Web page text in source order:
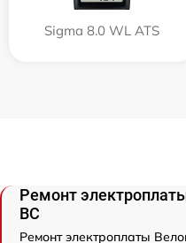
Sigma 8.0 WL ATS
Ремонт
BC
Ремонт электроплаты